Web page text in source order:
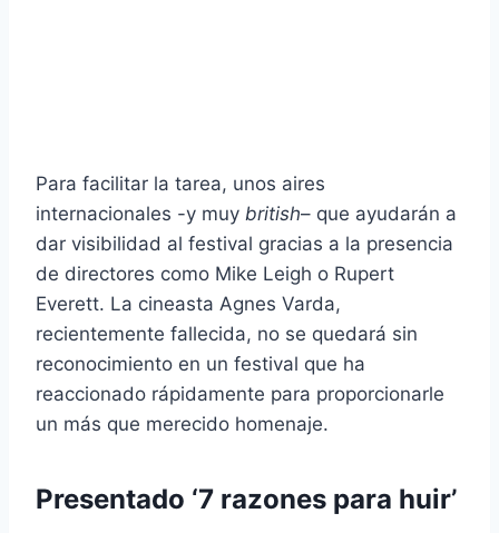
Para facilitar la tarea, unos aires
internacionales -y muy british– que ayudarán a
dar visibilidad al festival gracias a la presencia
de directores como Mike Leigh o Rupert
Everett. La cineasta Agnes Varda,
recientemente fallecida, no se quedará sin
reconocimiento en un festival que ha
reaccionado rápidamente para proporcionarle
un más que merecido homenaje.
Presentado ‘7 razones para huir’